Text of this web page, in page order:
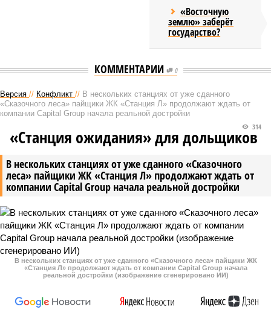
«Восточную
землю» заберёт
государство?
КОММЕНТАРИИ 0
Версия // Конфликт // В нескольких станциях от уже сданного
«Сказочного леса» пайщики ЖК «Станция Л» продолжают ждать от
компании Capital Group начала реальной достройки
В нескольких станциях от уже сданного «Сказочного
леса» пайщики ЖК «Станция Л» продолжают ждать от
компании Capital Group начала реальной достройки
314
«Станция ожидания» для дольщиков
В нескольких станциях от уже сданного «Сказочного леса» пайщики ЖК
«Станция Л» продолжают ждать от компании Capital Group начала
реальной достройки (изображение сгенерировано ИИ)